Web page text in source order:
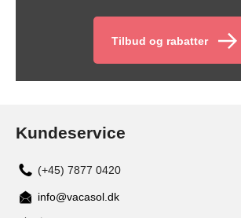
Tilbud og rabatter
Kundeservice
(+45) 7877 0420
info@vacasol.dk